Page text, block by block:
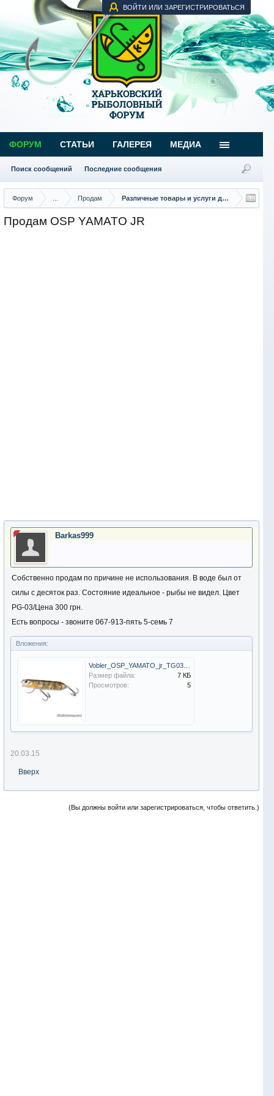
ВОЙТИ ИЛИ ЗАРЕГИСТРИРОВАТЬСЯ
Форум Продам Различные товары и услуги для рыбаков
Продам OSP YAMATO JR
Barkas999
Собственно продам по причине не использования. В воде был от
силы с десяток раз. Состояние идеальное - рыбы не видел. Цвет
PG-03/Цена 300 грн.
Есть вопросы - звоните 067-913-пять 5-семь 7
Вложения:
Размер файла:
7 КБ
Просмотров:
5
20.03.15
Вверх
(Вы должны войти или зарегистрироваться, чтобы ответить.)
ФОРУМ
Поиск сообщений Последние сообщения
СТАТЬИ ГАЛЕРЕЯ МЕДИА